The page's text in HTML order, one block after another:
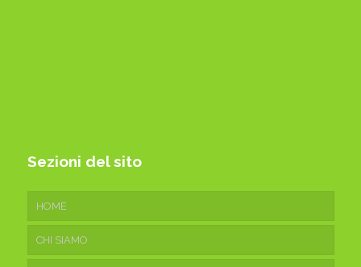
Sezioni del sito
HOME
CHI SIAMO